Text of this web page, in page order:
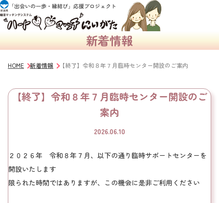
新着情報
HOME 新着情報 【終了】令和８年７月臨時センター開設のご案内
【終了】令和８年７月臨時センター開設のご
案内
2026.06.10
２０２６年 令和８年７月、以下の通り臨時サポートセンターを
開設いたします
限られた時間ではありますが、この機会に是非ご利用ください